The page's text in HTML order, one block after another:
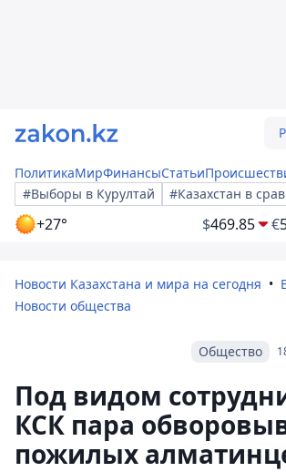
ПолитикаМирФинансыСтатьи
#Выборы в Курултай
#Казахстан в
+27° $469.85 €
Новости Казахстана и мира на сегодня
Новости общества
Общество
Под видом
КСК пара
пожилых